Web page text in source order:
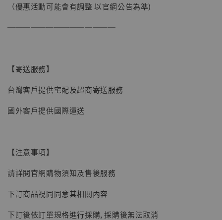
（優惠活動可能會有調整 以官網公告為準)
──────────────
【寄送服務】
台灣客戶提供宅配及超商寄送服務
國外客戶提供國際運送
【注意事項】
請詳閱官網購物須知及售後服務
下訂商品視同同意其相關內容
下訂後依訂單規格進行採購, 採購後無法取消